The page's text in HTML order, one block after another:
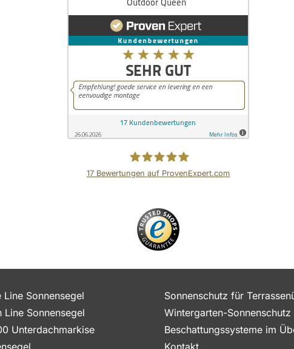
17 Bewertungen auf ProvenExpert.com
Line Sonnensegel
Line Sonnensegel
Unterdachmarkise
Sonnenschutz für
Wintergarten-Sonnenschutz
Beschattungssysteme im
Kontakt